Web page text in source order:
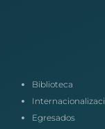
Biblioteca
Egresados